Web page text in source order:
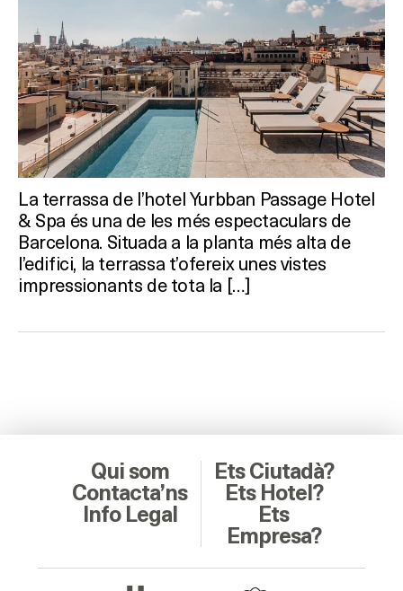
La terrassa de l’hotel Yurbban Passage Hotel
& Spa és una de les més espectaculars de
Barcelona. Situada a la planta més alta de
l’edifici, la terrassa t’ofereix unes vistes
impressionants de tota la […]
Qui som
Contacta’ns
Info Legal
Ets Ciutadà?
Ets Hotel?
Ets
Empresa?